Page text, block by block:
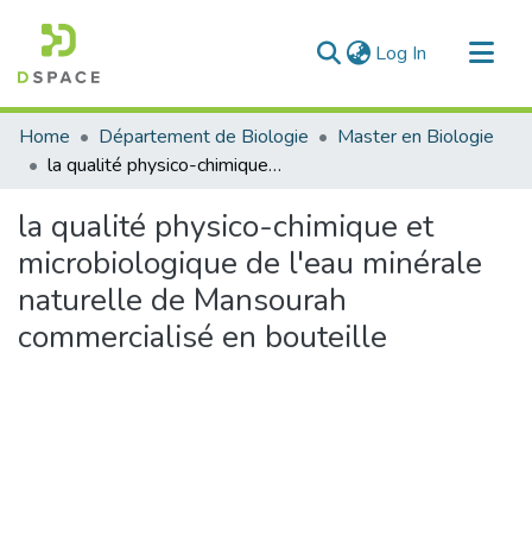
Log In (current)
Communities & Collections
All of DSpace
Home Département de Biologie
Master en Biologie
la qualité physico-chimique et microbiologique de l'eau minérale naturelle de Mansourah commercialisé en bouteille
la qualité physico-chimique et
microbiologique de l'eau minérale
naturelle de Mansourah
commercialisé en bouteille